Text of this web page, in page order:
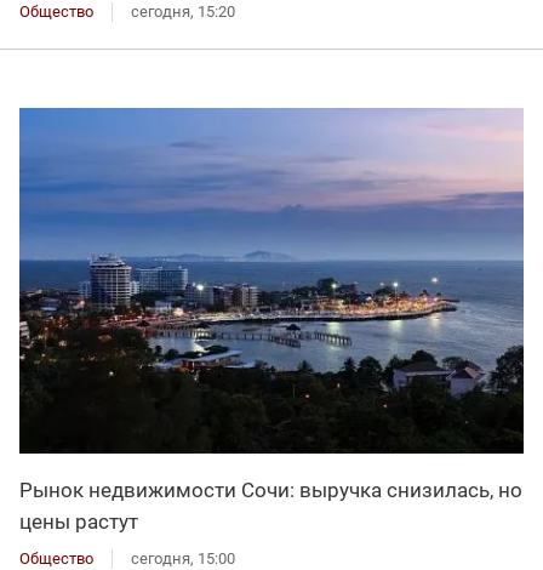
Общество сегодня, 15:20
Рынок недвижимости Сочи: выручка снизилась, но
цены растут
Общество сегодня, 15:00